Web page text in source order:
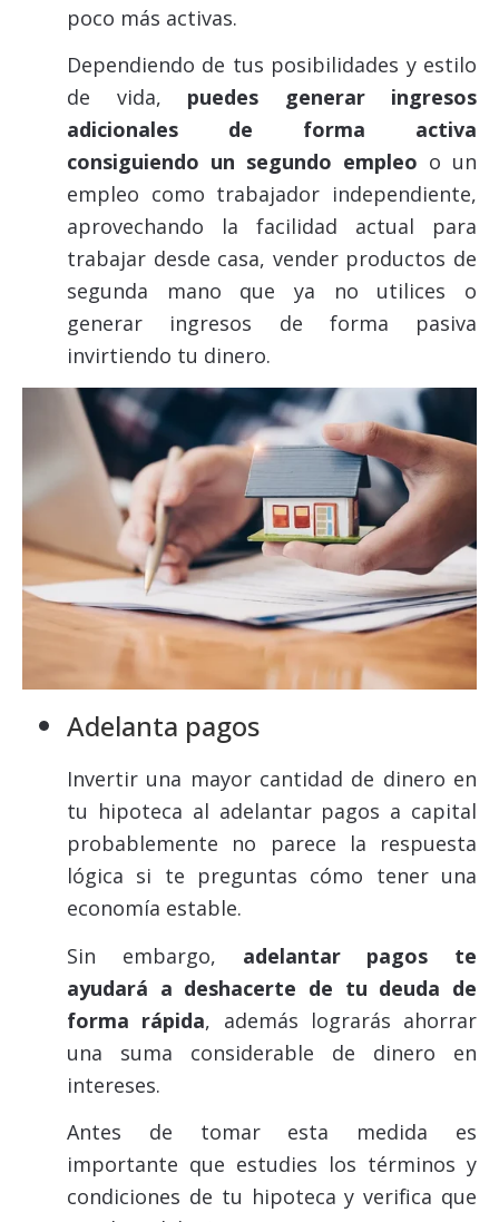
poco más activas.
Dependiendo de tus posibilidades y estilo
de vida, puedes generar ingresos
adicionales de forma activa
consiguiendo un segundo empleo o un
empleo como trabajador independiente,
aprovechando la facilidad actual para
trabajar desde casa, vender productos de
segunda mano que ya no utilices o
generar ingresos de forma pasiva
invirtiendo tu dinero.
Adelanta pagos
Invertir una mayor cantidad de dinero en
tu hipoteca al adelantar pagos a capital
probablemente no parece la respuesta
lógica si te preguntas cómo tener una
economía estable.
Sin embargo, adelantar pagos te
ayudará a deshacerte de tu deuda de
forma rápida, además lograrás ahorrar
una suma considerable de dinero en
intereses.
Antes de tomar esta medida es
importante que estudies los términos y
condiciones de tu hipoteca y verifica que